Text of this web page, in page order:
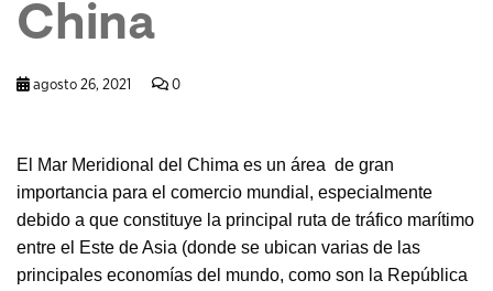
China
agosto 26, 2021 0
El Mar Meridional del Chima es un área de gran
importancia para el comercio mundial, especialmente
debido a que constituye la principal ruta de tráfico marítimo
entre el Este de Asia (donde se ubican varias de las
principales economías del mundo, como son la República